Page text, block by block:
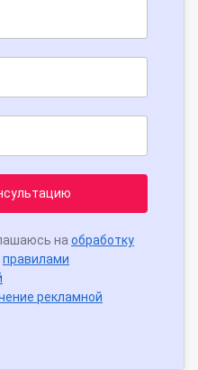
на обработку
правилами
рекламной